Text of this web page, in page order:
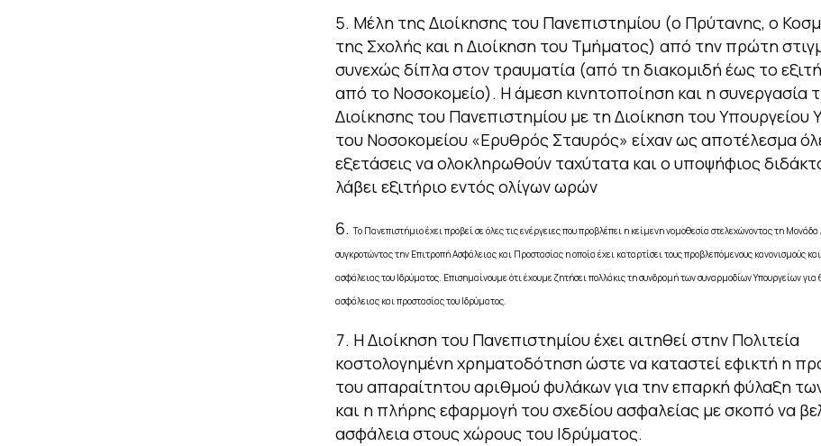
Μέλη της Διοίκησης του Πανεπιστημίου (ο Πρύτανης, ο
της Σχολής και η Διοίκηση του Τμήματος) από την πρώτη
συνεχώς δίπλα στον τραυματία (από τη διακομιδή έως το
από το Νοσοκομείο). Η άμεση κινητοποίηση και η συνεργασία
Διοίκησης του Πανεπιστημίου με τη Διοίκηση του Υπουργείου
του Νοσοκομείου «Ερυθρός Σταυρός» είχαν ως αποτέλεσμα
εξετάσεις να ολοκληρωθούν ταχύτατα και ο υποψήφιος
λάβει εξιτήριο εντός ολίγων ωρών
Το Πανεπιστήμιο έχει προβεί σε όλες τις ενέργειες που προβλέπει η κείμενη νομοθεσία στελεχώνοντας τη
συγκροτώντας την Επιτροπή Ασφάλειας και Προστασίας η οποία έχει καταρτίσει τους προβλεπόμενους κανονισμούς και
ασφάλειας του Ιδρύματος. Επισημαίνουμε ότι έχουμε ζητήσει πολλάκις τη συνδρομή των συναρμοδίων Υπουργείων για
ασφάλειας και προστασίας του Ιδρύματος.
Η Διοίκηση του Πανεπιστημίου έχει αιτηθεί στην Πολιτεία
κοστολογημένη χρηματοδότηση ώστε να καταστεί εφικτή η
του απαραίτητου αριθμού φυλάκων για την επαρκή φύλαξη
και η πλήρης εφαρμογή του σχεδίου ασφαλείας με σκοπό να
ασφάλεια στους χώρους του Ιδρύματος.